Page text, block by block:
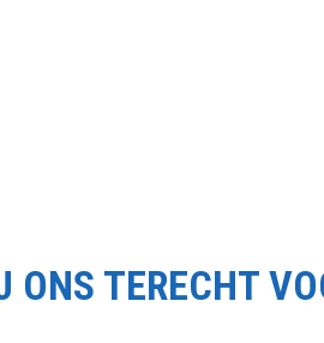
ONS TERECHT